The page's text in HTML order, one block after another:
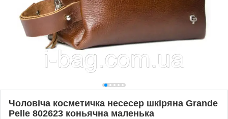
Чоловіча косметичка несесер шкіряна Grande
Pelle 802623 коньячна маленька